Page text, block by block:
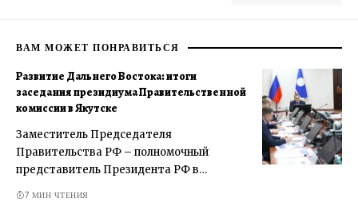
ВАМ МОЖЕТ ПОНРАВИТЬСЯ
Развитие Дальнего Востока: итоги
заседания президиума Правительственной
комиссии в Якутске
Заместитель Председателя
Правительства РФ – полномочный
представитель Президента РФ в…
7 МИН ЧТЕНИЯ